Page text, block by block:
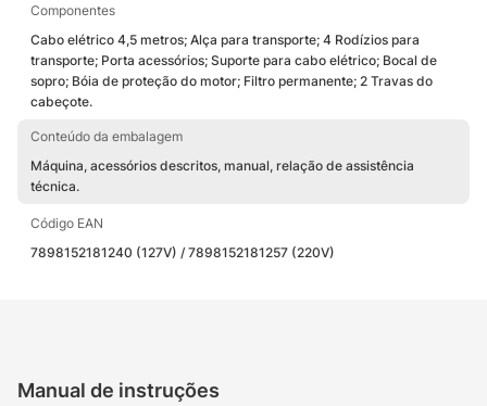
Componentes
Cabo elétrico 4,5 metros; Alça para transporte; 4 Rodízios para
transporte; Porta acessórios; Suporte para cabo elétrico; Bocal de
sopro; Bóia de proteção do motor; Filtro permanente; 2 Travas do
cabeçote.
Conteúdo da embalagem
Máquina, acessórios descritos, manual, relação de assistência
técnica.
Código EAN
7898152181240 (127V) / 7898152181257 (220V)
Manual de instruções